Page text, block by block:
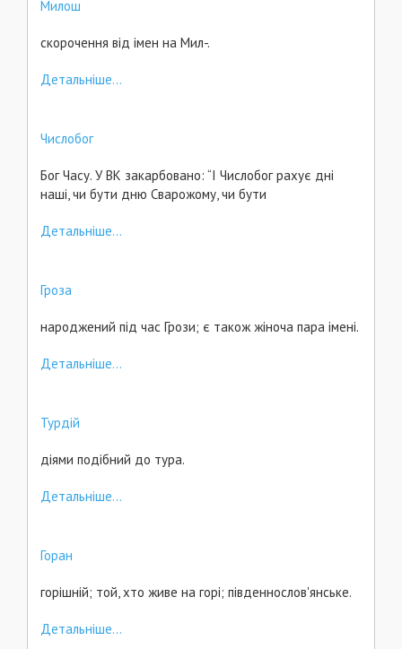
Милош
скорочення від імен на Мил-.
Детальніше...
Числобог
Бог Часу. У ВК закарбовано: “І Числобог рахує дні
наші, чи бути дню Сварожому, чи бути
Детальніше...
Гроза
народжений під час Грози; є також жіноча пара імені.
Детальніше...
Турдій
діями подібний до тура.
Детальніше...
Горан
горішній; той, хто живе на горі; південнослов'янське.
Детальніше...